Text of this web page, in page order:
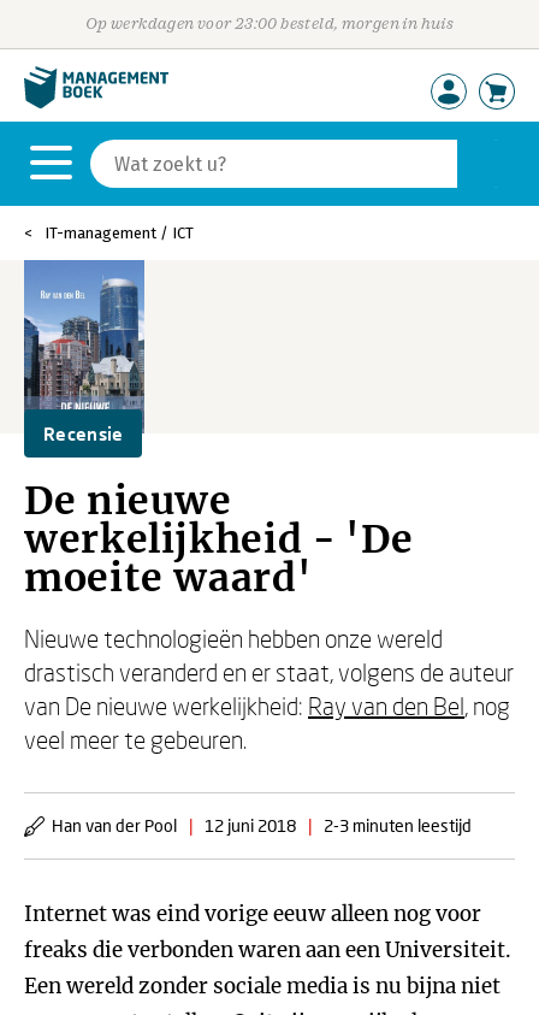
Op werkdagen voor 23:00 besteld, morgen in huis
IT-management / ICT
Recensie
De nieuwe
werkelijkheid - 'De
moeite waard'
Nieuwe technologieën hebben onze wereld
drastisch veranderd en er staat, volgens de auteur
van De nieuwe werkelijkheid: Ray van den Bel, nog
veel meer te gebeuren.
Han van der Pool | 12 juni 2018 | 2-3 minuten leestijd
Internet was eind vorige eeuw alleen nog voor
freaks die verbonden waren aan een Universiteit.
Een wereld zonder sociale media is nu bijna niet